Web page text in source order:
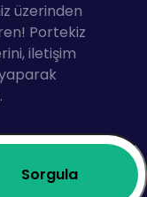
üzerinden
Portekiz
iletişim
Sorgula